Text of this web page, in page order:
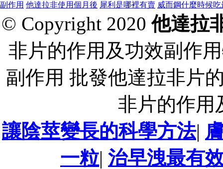
副作用 他達拉非使用個月後 犀利是哪裡有賣 威而鋼什麼時候吃
© Copyright 2020他達拉
非片的作用及功效副作
副作用 批發他達拉非片
非片的作用
讓陰莖變長的科學方法|
一粒| 治早洩最有